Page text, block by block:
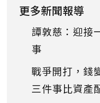
更多新聞報導
譚敦慈：迎接
事
戰爭開打，錢
三件事比資產